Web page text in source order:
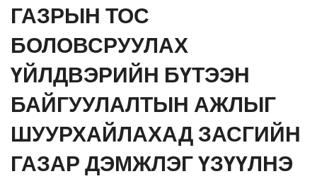
ГАЗРЫН ТОС
БОЛОВСРУУЛАХ
ҮЙЛДВЭРИЙН БҮТЭЭН
БАЙГУУЛАЛТЫН АЖЛЫГ
ШУУРХАЙЛАХАД ЗАСГИЙН
ГАЗАР ДЭМЖЛЭГ ҮЗҮҮЛНЭ